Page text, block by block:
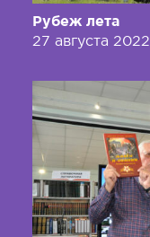
Рубеж лета
27 августа 2022